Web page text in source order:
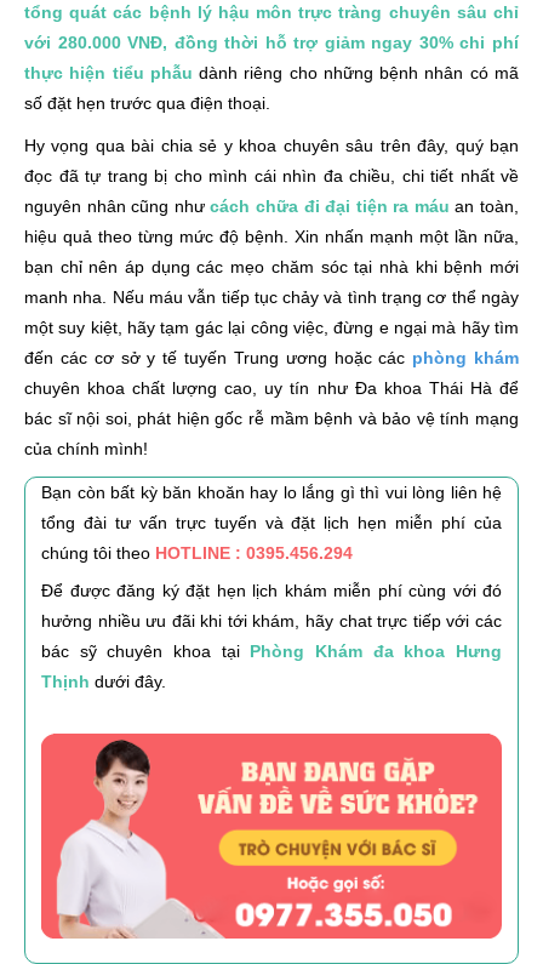
tổng quát các bệnh lý hậu môn trực tràng chuyên sâu chỉ
với 280.000 VNĐ, đồng thời hỗ trợ giảm ngay 30% chi phí
thực hiện tiểu phẫu dành riêng cho những bệnh nhân có mã
số đặt hẹn trước qua điện thoại.
Hy vọng qua bài chia sẻ y khoa chuyên sâu trên đây, quý bạn
đọc đã tự trang bị cho mình cái nhìn đa chiều, chi tiết nhất về
nguyên nhân cũng nhưcách chữa đi đại tiện ra máu an toàn,
hiệu quả theo từng mức độ bệnh. Xin nhấn mạnh một lần nữa,
bạn chỉ nên áp dụng các mẹo chăm sóc tại nhà khi bệnh mới
manh nha. Nếu máu vẫn tiếp tục chảy và tình trạng cơ thể ngày
một suy kiệt, hãy tạm gác lại công việc, đừng e ngại mà hãy tìm
đến các cơ sở y tế tuyến Trung ương hoặc các phòng khám
chuyên khoa chất lượng cao, uy tín như Đa khoa Thái Hà để
bác sĩ nội soi, phát hiện gốc rễ mầm bệnh và bảo vệ tính mạng
của chính mình!
Bạn còn bất kỳ băn khoăn hay lo lắng gì thì vui lòng liên hệ
tổng đài tư vấn trực tuyến và đặt lịch hẹn miễn phí của
chúng tôi theo HOTLINE : 0395.456.294
Để được đăng ký đặt hẹn lịch khám miễn phí cùng với đó
hưởng nhiều ưu đãi khi tới khám, hãy chat trực tiếp với các
bác sỹ chuyên khoa tại Phòng Khám đa khoa Hưng
Thịnh dưới đây.